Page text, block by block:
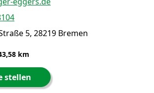
5, 28219 Bremen
km
stellen